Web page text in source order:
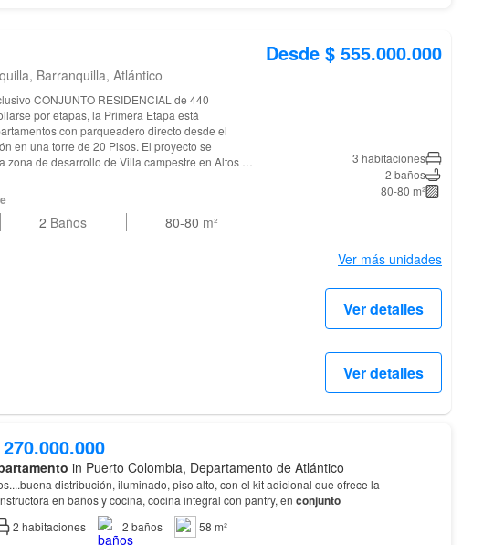
Barranquilla, Atlántico
CONJUNTO RESIDENCIAL de 440
por etapas, la Primera Etapa está
con parqueadero directo desde el
torre de 20 Pisos. El proyecto se
zona de desarrollo de Villa campestre en Altos de
vista, y con acceso a vías principales como
playa y lugares de conveniencia como El centro
y hospitales. Los apartamentos del
El
eléctrica de suplencia total * 2 piscinas y
y turco) * Zonas verdes con jardines espacios
* Juegos infantiles. * Maquinas bio-
2 Baños 80-80 m²
Desde $ 555.000.000
3 habitaciones
2 baños
80-80 m²
Ver más unidades
Ver detalles
Ver detalles
in Puerto Colombia, Departamento de Atlántico
distribución, iluminado, piso alto, con el kit adicional que ofrece la
en baños y cocina, cocina integral con pantry, en conjunto
2 habitaciones 2 baños
58 m²